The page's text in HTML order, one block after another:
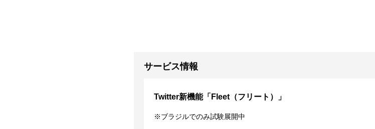
サービス情報
Twitter新機能「Fleet（フリート）」
※ブラジルでのみ試験展開中